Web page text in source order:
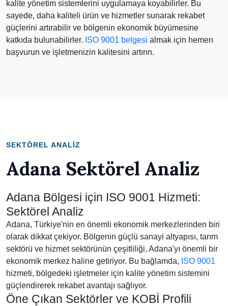
kalite yönetim sistemlerini uygulamaya koyabilirler. Bu
sayede, daha kaliteli ürün ve hizmetler sunarak rekabet
güçlerini artırabilir ve bölgenin ekonomik büyümesine
katkıda bulunabilirler. ISO 9001 belgesi almak için hemen
başvurun ve işletmenizin kalitesini artırın.
SEKTÖREL ANALIZ
Adana Sektörel Analiz
Adana Bölgesi için ISO 9001 Hizmeti:
Sektörel Analiz
Adana, Türkiye'nin en önemli ekonomik merkezlerinden biri
olarak dikkat çekiyor. Bölgenin güçlü sanayi altyapısı, tarım
sektörü ve hizmet sektörünün çeşitliliği, Adana'yı önemli bir
ekonomik merkez haline getiriyor. Bu bağlamda, ISO 9001
hizmeti, bölgedeki işletmeler için kalite yönetim sistemini
güçlendirerek rekabet avantajı sağlıyor.
Öne Çıkan Sektörler ve KOBİ Profili